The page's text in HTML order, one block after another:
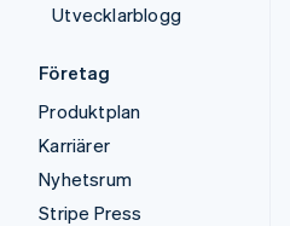
Utvecklarblogg
Företag
Produktplan
Karriärer
Nyhetsrum
Stripe Press